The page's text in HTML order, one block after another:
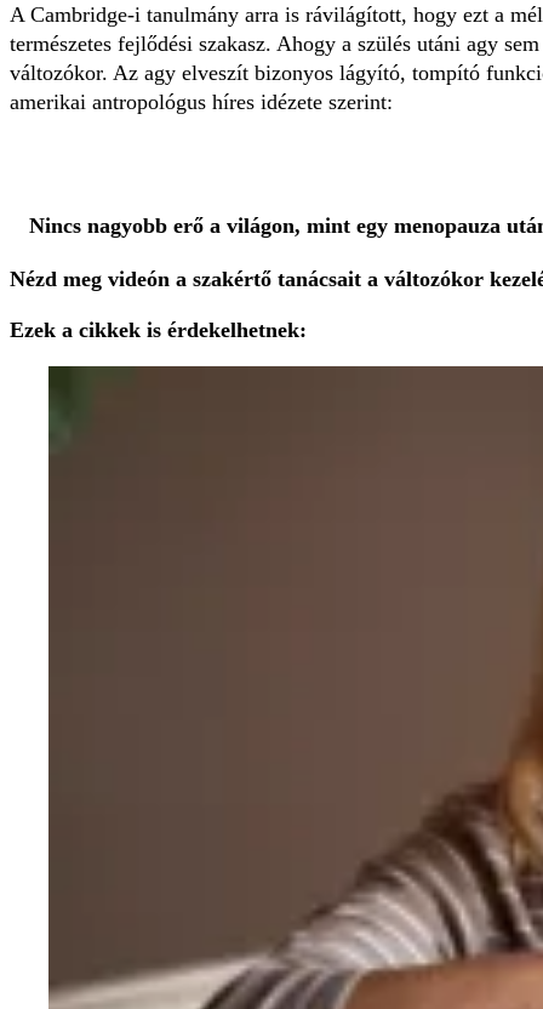
A Cambridge-i tanulmány arra is rávilágított, hogy ezt a
természetes fejlődési szakasz. Ahogy a szülés utáni agy
változókor. Az agy elveszít bizonyos lágyító, tompító
amerikai antropológus híres idézete szerint:
Nincs nagyobb erő a világon, mint egy menopauza
Nézd meg videón a szakértő tanácsait a változókor
Ezek a cikkek is érdekelhetnek: